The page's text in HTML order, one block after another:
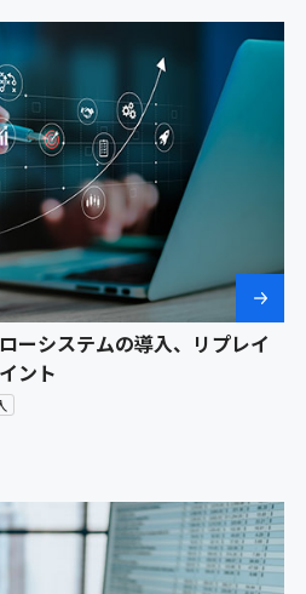
ーシステムの導入、リプレイ
ント